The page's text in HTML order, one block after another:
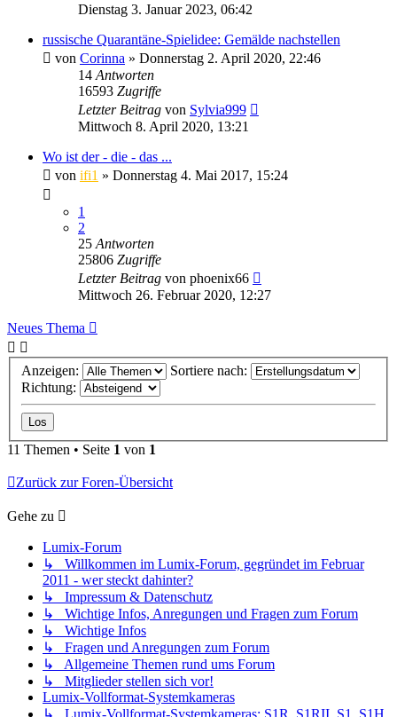
Dienstag 3. Januar 2023, 06:42
russische Quarantäne-Spielidee: Gemälde nachstellen
von Corinna » Donnerstag 2. April 2020, 22:46
14 Antworten
16593 Zugriffe
Letzter Beitrag von Sylvia999
Mittwoch 8. April 2020, 13:21
Wo ist der - die - das ...
von ifi1 » Donnerstag 4. Mai 2017, 15:24
1
2
25 Antworten
25806 Zugriffe
Letzter Beitrag von phoenix66
Mittwoch 26. Februar 2020, 12:27
Neues Thema
Anzeigen:
Sortiere nach:
Richtung:
11 Themen • Seite 1 von 1
Zurück zur Foren-Übersicht
Gehe zu
Lumix-Forum
↳ Willkommen im Lumix-Forum, gegründet im Februar
2011 - wer steckt dahinter?
↳ Impressum & Datenschutz
↳ Wichtige Infos, Anregungen und Fragen zum Forum
↳ Wichtige Infos
↳ Fragen und Anregungen zum Forum
↳ Allgemeine Themen rund ums Forum
↳ Mitglieder stellen sich vor!
Lumix-Vollformat-Systemkameras